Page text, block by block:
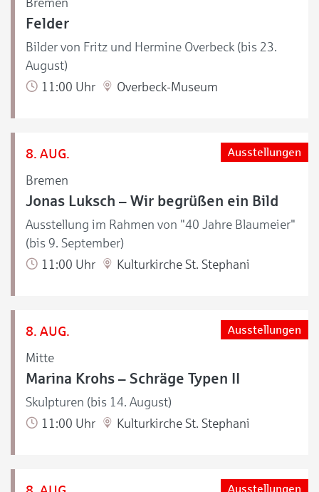
Felder
Bilder von Fritz und Hermine Overbeck (bis 23.
August)
11:00 Uhr
Overbeck-Museum
8. AUG.
Bremen
Ausstellungen
Jonas Luksch – Wir begrüßen ein Bild
Ausstellung im Rahmen von "40 Jahre Blaumeier"
(bis 9. September)
11:00 Uhr
Kulturkirche St. Stephani
8. AUG.
Mitte
Ausstellungen
Marina Krohs – Schräge Typen II
Skulpturen (bis 14. August)
11:00 Uhr
Kulturkirche St. Stephani
Ausstellungen